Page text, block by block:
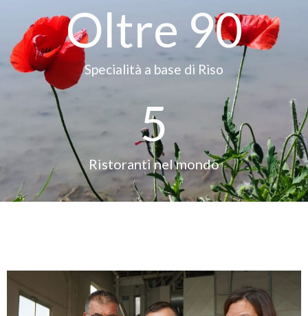
Specialità a base di Riso
Oltre 90
Ristoranti nel mondo
5